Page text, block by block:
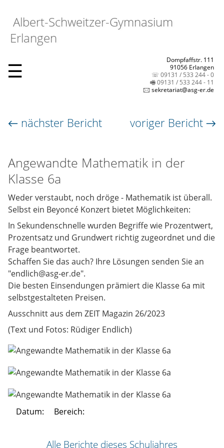
Albert-Schweitzer-Gymnasium
Erlangen
☰
Dompfaffstr. 111
91056 Erlangen
☏ 09131 / 533 244 - 0
🖷 09131 / 533 244 - 11
🖂 sekretariat@asg-er.de
← nächster Bericht voriger Bericht →
Angewandte Mathematik in der
Klasse 6a
Weder verstaubt, noch dröge - Mathematik ist überall.
Selbst ein Beyoncé Konzert bietet Möglichkeiten:
In Sekundenschnelle wurden Begriffe wie Prozentwert,
Prozentsatz und Grundwert richtig zugeordnet und die
Frage beantwortet.
Schaffen Sie das auch? Ihre Lösungen senden Sie an
"endlich@asg-er.de".
Die besten Einsendungen prämiert die Klasse 6a mit
selbstgestalteten Preisen.
Ausschnitt aus dem ZEIT Magazin 26/2023
(Text und Fotos: Rüdiger Endlich)
Datum: Bereich:
Alle Berichte dieses Schuljahres